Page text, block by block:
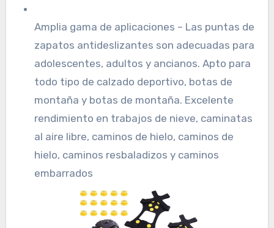
Amplia gama de aplicaciones – Las puntas de
zapatos antideslizantes son adecuadas para
adolescentes, adultos y ancianos. Apto para
todo tipo de calzado deportivo, botas de
montaña y botas de montaña. Excelente
rendimiento en trabajos de nieve, caminatas
al aire libre, caminos de hielo, caminos de
hielo, caminos resbaladizos y caminos
embarrados